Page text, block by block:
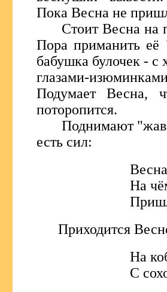
Пока Весна не
Стоит Весна на
Пора приманить её
бабушка булочек -
глазами-
Подумает Весна,
поторопится.
Поднимают
есть сил:
На
Приходится Весне
На
С